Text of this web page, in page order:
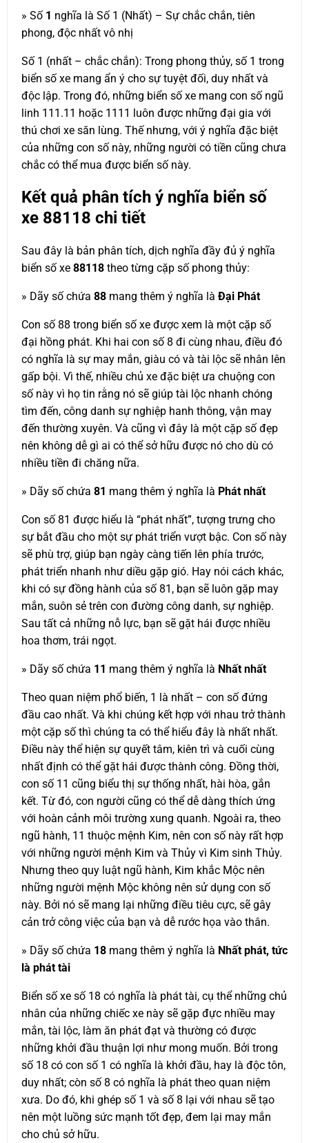
» Số 1 nghĩa là Số 1 (Nhất) – Sự chắc chắn, tiên
phong, độc nhất vô nhị
Số 1 (nhất – chắc chắn): Trong phong thủy, số 1 trong
biển số xe mang ẩn ý cho sự tuyệt đối, duy nhất và
độc lập. Trong đó, những biển số xe mang con số ngũ
linh 111.11 hoặc 1111 luôn được những đại gia với
thú chơi xe săn lùng. Thế nhưng, với ý nghĩa đặc biệt
của những con số này, những người có tiền cũng chưa
chắc có thể mua được biển số này.
Kết quả phân tích ý nghĩa biển số
xe 88118 chi tiết
Sau đây là bản phân tích, dịch nghĩa đầy đủ ý nghĩa
biển số xe 88118 theo từng cặp số phong thủy:
» Dãy số chứa 88 mang thêm ý nghĩa là Đại Phát
Con số 88 trong biển số xe được xem là một cặp số
đại hồng phát. Khi hai con số 8 đi cùng nhau, điều đó
có nghĩa là sự may mắn, giàu có và tài lộc sẽ nhân lên
gấp bội. Vì thế, nhiều chủ xe đặc biệt ưa chuộng con
số này vì họ tin rằng nó sẽ giúp tài lộc nhanh chóng
tìm đến, công danh sự nghiệp hanh thông, vận may
đến thường xuyên. Và cũng vì đây là một cặp số đẹp
nên không dễ gì ai có thể sở hữu được nó cho dù có
nhiều tiền đi chăng nữa.
» Dãy số chứa 81 mang thêm ý nghĩa là Phát nhất
Con số 81 được hiểu là “phát nhất”, tượng trưng cho
sự bắt đầu cho một sự phát triển vượt bậc. Con số này
sẽ phù trợ, giúp bạn ngày càng tiến lên phía trước,
phát triển nhanh như diều gặp gió. Hay nói cách khác,
khi có sự đồng hành của số 81, bạn sẽ luôn gặp may
mắn, suôn sẻ trên con đường công danh, sự nghiệp.
Sau tất cả những nỗ lực, bạn sẽ gặt hái được nhiều
hoa thơm, trái ngọt.
» Dãy số chứa 11 mang thêm ý nghĩa là Nhất nhất
Theo quan niệm phổ biến, 1 là nhất – con số đứng
đầu cao nhất. Và khi chúng kết hợp với nhau trở thành
một cặp số thì chúng ta có thể hiểu đây là nhất nhất.
Điều này thể hiện sự quyết tâm, kiên trì và cuối cùng
nhất định có thể gặt hái được thành công. Đồng thời,
con số 11 cũng biểu thị sự thống nhất, hài hòa, gắn
kết. Từ đó, con người cũng có thể dễ dàng thích ứng
với hoàn cảnh môi trường xung quanh. Ngoài ra, theo
ngũ hành, 11 thuộc mệnh Kim, nên con số này rất hợp
với những người mệnh Kim và Thủy vì Kim sinh Thủy.
Nhưng theo quy luật ngũ hành, Kim khắc Mộc nên
những người mệnh Mộc không nên sử dụng con số
này. Bởi nó sẽ mang lại những điều tiêu cực, sẽ gây
cản trở công việc của bạn và dễ rước họa vào thân.
» Dãy số chứa 18 mang thêm ý nghĩa là Nhất phát, tức
là phát tài
Biển số xe số 18 có nghĩa là phát tài, cụ thể những chủ
nhân của những chiếc xe này sẽ gặp đực nhiều may
mắn, tài lộc, làm ăn phát đạt và thường có được
những khởi đầu thuận lợi như mong muốn. Bởi trong
số 18 có con số 1 có nghĩa là khởi đầu, hay là độc tôn,
duy nhất; còn số 8 có nghĩa là phát theo quan niệm
xưa. Do đó, khi ghép số 1 và số 8 lại với nhau sẽ tạo
nên một luồng sức mạnh tốt đẹp, đem lại may mắn
cho chủ sở hữu.